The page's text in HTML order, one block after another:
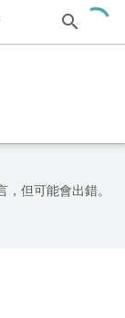
但可能會出錯。